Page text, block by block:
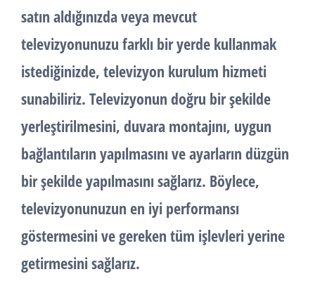
satın aldığınızda veya mevcut
televizyonunuzu farklı bir yerde kullanmak
istediğinizde, televizyon kurulum hizmeti
sunabiliriz. Televizyonun doğru bir şekilde
yerleştirilmesini, duvara montajını, uygun
bağlantıların yapılmasını ve ayarların düzgün
bir şekilde yapılmasını sağlarız. Böylece,
televizyonunuzun en iyi performansı
göstermesini ve gereken tüm işlevleri yerine
getirmesini sağlarız.